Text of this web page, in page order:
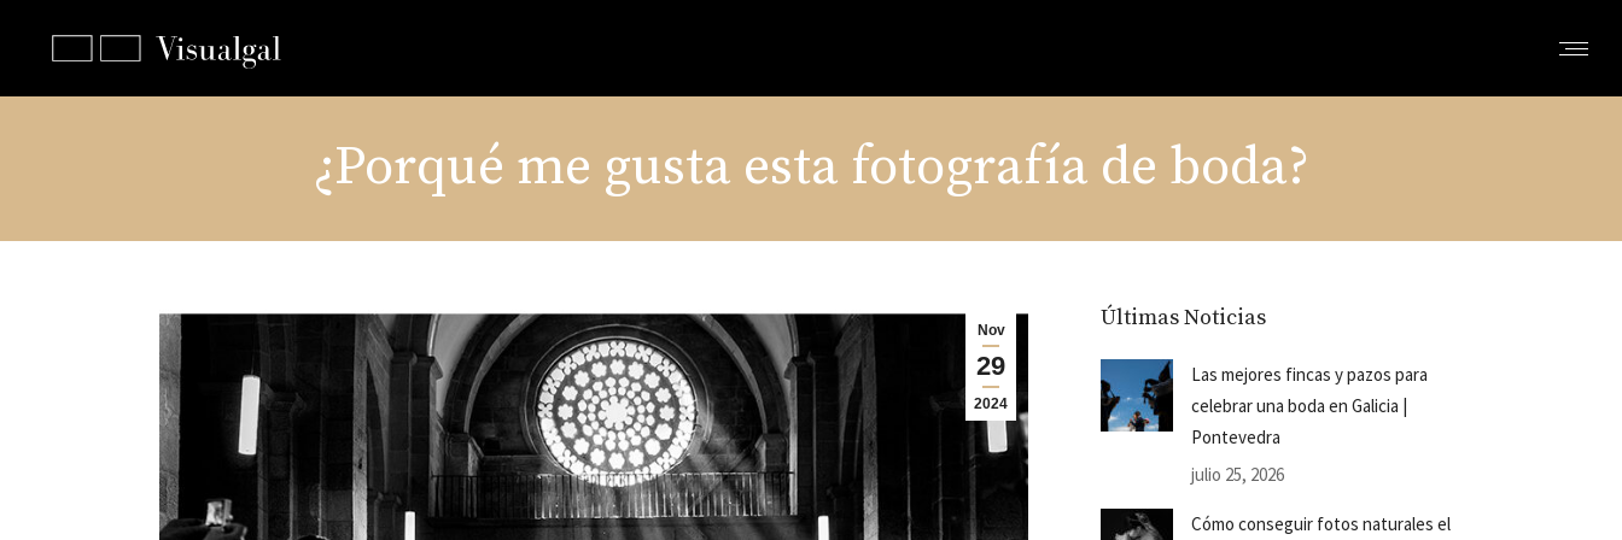
¿Porqué me gusta esta fotografía de boda?
Nov
29
2024
Últimas Noticias
Las mejores fincas y pazos para
celebrar una boda en Galicia |
Pontevedra
julio 25, 2026
Cómo conseguir fotos naturales el